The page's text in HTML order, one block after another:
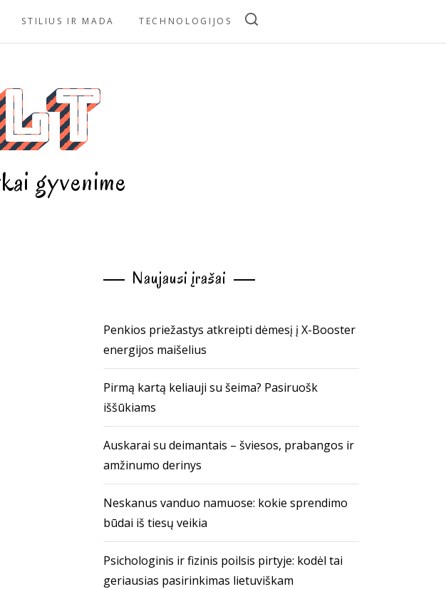
STILIUS IR MADA TECHNOLOGIJOS
gyvenime
Naujausi įrašai
Penkios priežastys atkreipti dėmesį į X-Booster
energijos maišelius
Pirmą kartą keliauji su šeima? Pasiruošk
iššūkiams
Auskarai su deimantais – šviesos, prabangos ir
amžinumo derinys
Neskanus vanduo namuose: kokie sprendimo
būdai iš tiesų veikia
Psichologinis ir fizinis poilsis pirtyje: kodėl tai
geriausias pasirinkimas lietuviškam